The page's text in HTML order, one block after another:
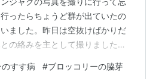
ったらちょうど群が出ていたの
ました。昨日は空抜けばかりだ
の絡みを主として撮りました。
たもののお日様たっぷりになっ
のすす病 #ブロッコリーの脇芽